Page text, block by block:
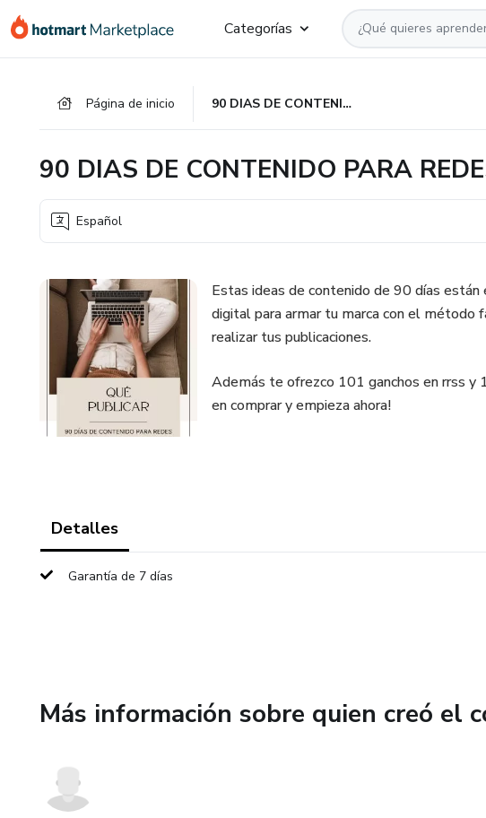
Categorías
Página de inicio 90 DIAS DE CONTENIDO PARA REDES SOCIALES
90 DIAS DE CONTENIDO PARA
Español
Estas ideas de contenido de 90 días están
digital para armar tu marca con el método
realizar tus publicaciones.
Además te ofrezco 101 ganchos en rrss y
en comprar y empieza ahora!
Detalles
Garantía de 7 días
Más información sobre quien creó el